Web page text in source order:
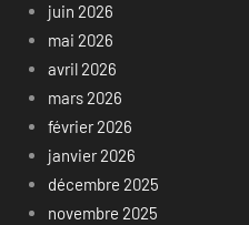
juin 2026
mai 2026
avril 2026
mars 2026
février 2026
janvier 2026
décembre 2025
novembre 2025